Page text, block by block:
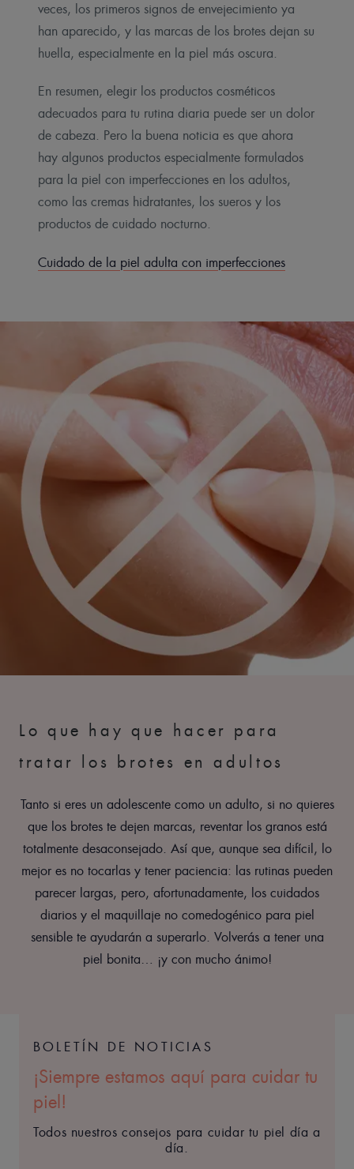
veces, los primeros signos de envejecimiento ya
han aparecido, y las marcas de los brotes dejan su
huella, especialmente en la piel más oscura.
En resumen, elegir los productos cosméticos
adecuados para tu rutina diaria puede ser un dolor
de cabeza. Pero la buena noticia es que ahora
hay algunos productos especialmente formulados
para la piel con imperfecciones en los adultos,
como las cremas hidratantes, los sueros y los
productos de cuidado nocturno.
Cuidado de la piel adulta con imperfecciones
Lo que hay que hacer para
tratar los brotes en adultos
Tanto si eres un adolescente como un adulto, si no quieres
que los brotes te dejen marcas, reventar los granos está
totalmente desaconsejado. Así que, aunque sea difícil, lo
mejor es no tocarlas y tener paciencia: las rutinas pueden
parecer largas, pero, afortunadamente, los cuidados
diarios y el maquillaje no comedogénico para piel
sensible te ayudarán a superarlo. Volverás a tener una
piel bonita… ¡y con mucho ánimo!
BOLETÍN DE NOTICIAS
¡Siempre estamos aquí para cuidar tu
piel!
Todos nuestros consejos para cuidar tu piel día a
día.